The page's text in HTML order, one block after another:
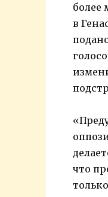
более
в
что